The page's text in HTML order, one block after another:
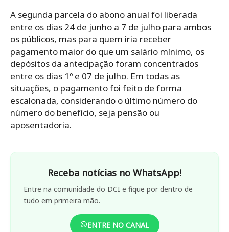
A segunda parcela do abono anual foi liberada
entre os dias 24 de junho a 7 de julho para ambos
os públicos, mas para quem iria receber
pagamento maior do que um salário mínimo, os
depósitos da antecipação foram concentrados
entre os dias 1º e 07 de julho. Em todas as
situações, o pagamento foi feito de forma
escalonada, considerando o último número do
número do benefício, seja pensão ou
aposentadoria.
Receba notícias no WhatsApp!
Entre na comunidade do DCI e fique por dentro de
tudo em primeira mão.
ENTRE NO CANAL